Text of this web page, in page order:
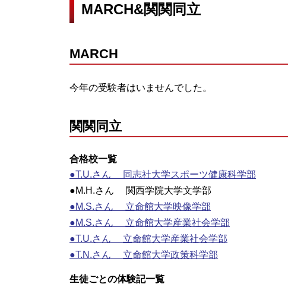
MARCH&関関同立
MARCH
今年の受験者はいませんでした。
関関同立
合格校一覧
●T.U.さん 同志社大学スポーツ健康科学部
●M.H.さん 関西学院大学文学部
●M.S.さん 立命館大学映像学部
●M.S.さん 立命館大学産業社会学部
●T.U.さん 立命館大学産業社会学部
●T.N.さん 立命館大学政策科学部
生徒ごとの体験記一覧